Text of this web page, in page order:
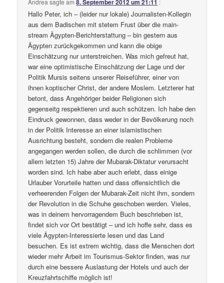
Andreasagte am8. September 2012 um 21:11 :
Hallo Peter, ich – (leider nur lokale) Journalisten-Kollegin
aus dem Badischen mit stetem Frust über die main-
stream Ägypten-Berichterstattung – bin gestern aus
Ägypten zurückgekommen und kann die obige
Einschätzung nur unterstreichen. Was mich gefreut hat,
war eine optimistische Einschätzung der Lage und der
Politik Mursis seitens unserer Reiseführer, einer von
ihnen koptischer Christ, der andere Moslem. Letzterer hat
betont, dass Angehöriger beider Religionen sich
gegenseitg respektieren und auch schützen. Ich habe den
Eindruck gewonnen, dass weder in der Bevölkerung noch
in der Politik Interesse an einer islamistischen
Ausrichtung besteht, sondern die realen Probleme
angegangen werden sollen, die durch die schlimmen (vor
allem letzten 15) Jahre der Mubarak-Diktatur verursacht
worden sind. Ich habe aber auch erlebt, dass einige
Urlauber Vorurteile hatten und dass offensichtlich die
verheerenden Folgen der Mubarak-Zeit nicht ihm, sondern
der Revolution in die Schuhe geschoben werden. Vieles,
was in deinem hervorragendem Buch beschrieben ist,
findet sich vor Ort bestätigt – und ich hoffe sehr, dass es
viele Ägypten-Interessierte lesen und das Land
besuchen. Es ist extrem wichtig, dass die Menschen dort
wieder mehr Arbeit im Tourismus-Sektor finden, was nur
durch eine bessere Auslastung der Hotels und auch der
Kreuzfahrtschiffe möglich ist!